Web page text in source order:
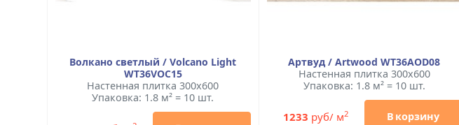
Волкано светлый / Volcano Light
WT36VOC15
Настенная плитка 300x600
Упаковка: 1.8 м² = 10 шт.
Артвуд / Artwood WT36AOD08
Настенная плитка 300x600
Упаковка: 1.8 м² = 10 шт.
1233 руб/ м2 В корзину